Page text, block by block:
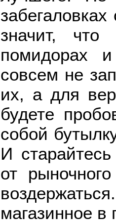
значит, что
помидорах
совсем не
их, а для
будете
собой
И
от
магазинное в